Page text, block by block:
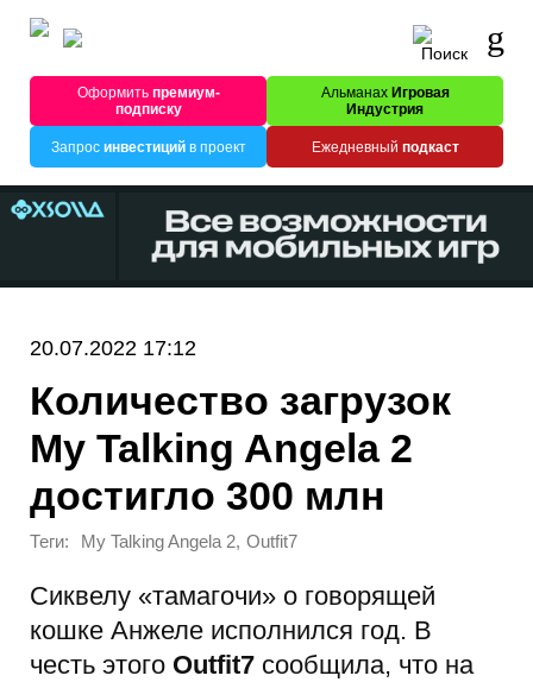
Оформитьпремиум-
подписку
Альманах Игровая
Индустрия
Запрос инвестицийв проект Ежедневный подкаст
20.07.2022 17:12
Количество загрузок
My Talking Angela 2
достигло 300 млн
Теги: My Talking Angela 2, Outfit7
Сиквелу «тамагочи» о говорящей
кошке Анжеле исполнился год. В
честь этого Outfit7 сообщила, что на